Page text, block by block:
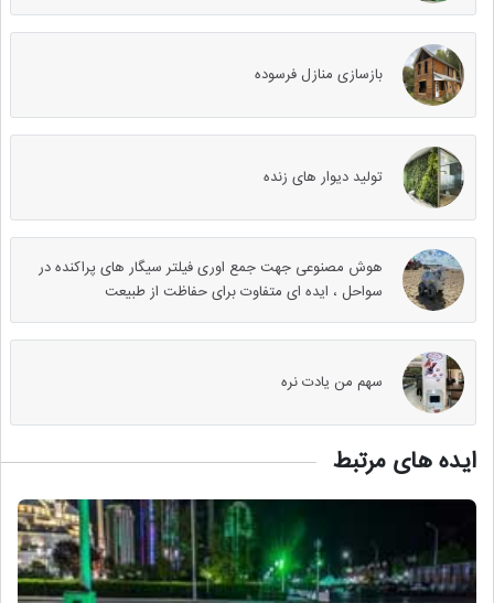
بازسازی منازل فرسوده
تولید دیوار های زنده
هوش مصنوعی جهت جمع اوری فیلتر سیگار های پراکنده در
سواحل ، ایده ای متفاوت برای حفاظت از طبیعت
سهم من یادت نره
ایده های مرتبط